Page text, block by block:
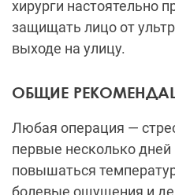
хирурги настоятельно
защищать лицо от
выходе на улицу.
ОБЩИЕ
Любая операция —
первые несколько
повышаться
болевые ощущения и